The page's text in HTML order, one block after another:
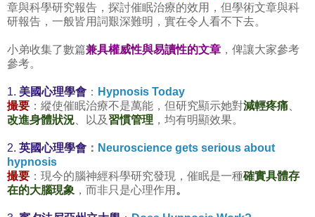
章與科學研究報告，探討催眠治療的效用，但學術文章與科
研報告，一般皆用詞艱深難明，實在令人看不下去。
小弟收集了數篇兼具權威性與易讀性的文章 ，俾讓大家參考
參考。
1. 美國心理學會 ： Hypnosis Today
撮要 ：縱使催眠治療不是萬能，但研究顯示她對減輕疼痛
改進身體狀況 、以及習慣管理 ，均有明顯效果。
2. 英國心理學會 ： Neuroscience gets serious about
hypnosis
撮要 ：現今的腦神經科學研究發現，催眠是一種確實具體存
在的大腦現象 ，而非只是心理作用 。